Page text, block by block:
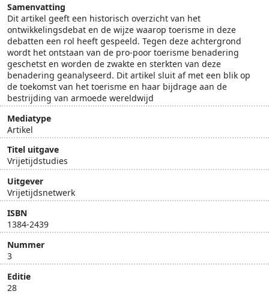
Samenvatting
Dit artikel geeft een historisch overzicht van het
ontwikkelingsdebat en de wijze waarop toerisme in deze
debatten een rol heeft gespeeld. Tegen deze achtergrond
wordt het ontstaan van de pro-poor toerisme benadering
geschetst en worden de zwakte en sterkten van deze
benadering geanalyseerd. Dit artikel sluit af met een blik op
de toekomst van het toerisme en haar bijdrage aan de
bestrijding van armoede wereldwijd
Mediatype
Artikel
Titel uitgave
Vrijetijdstudies
Uitgever
Vrijetijdsnetwerk
ISBN
1384-2439
Nummer
3
Editie
28